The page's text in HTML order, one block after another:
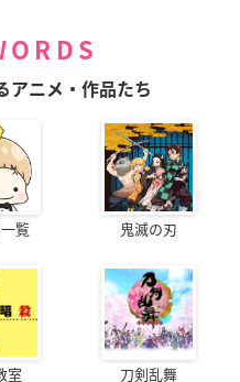
アニメ・作品たち
覧 鬼滅の刃
室 刀剣乱舞